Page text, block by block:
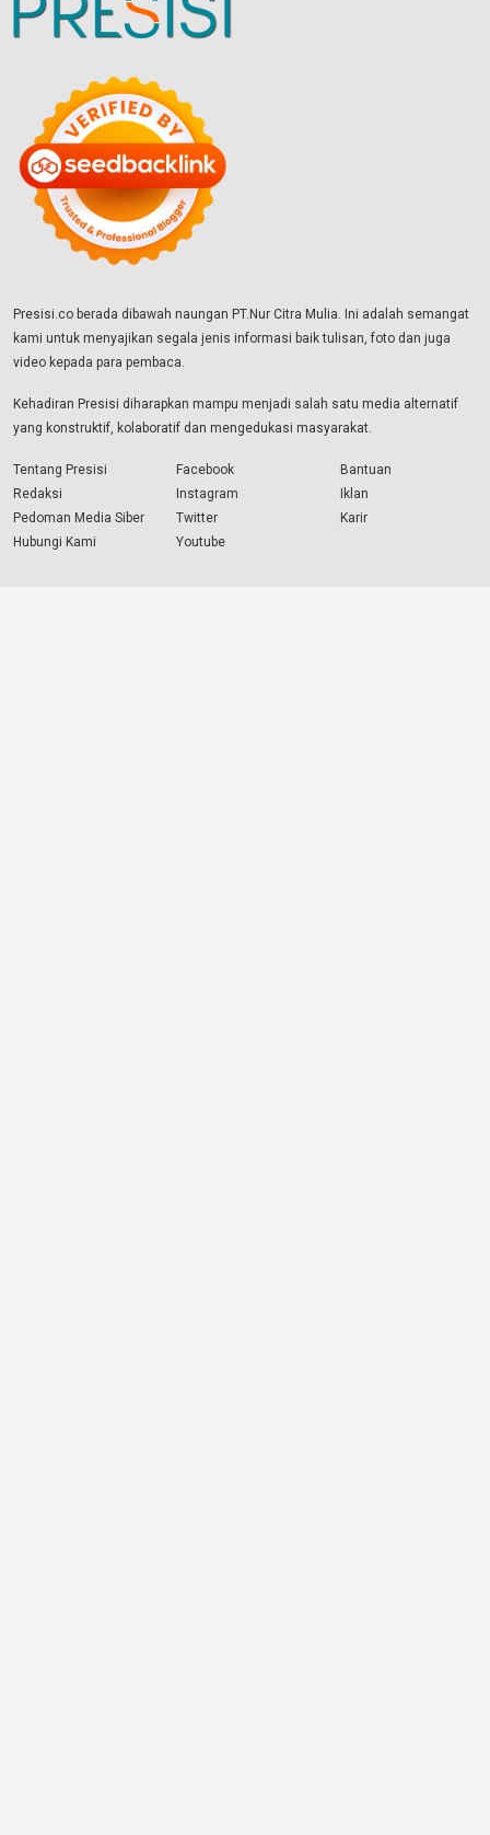
Presisi.co berada dibawah naungan PT.Nur Citra Mulia. Ini adalah semangat
kami untuk menyajikan segala jenis informasi baik tulisan, foto dan juga
video kepada para pembaca.
Kehadiran Presisi diharapkan mampu menjadi salah satu media alternatif
yang konstruktif, kolaboratif dan mengedukasi masyarakat.
Tentang Presisi
Redaksi
Pedoman Media Siber
Hubungi Kami
Facebook
Instagram
Twitter
Youtube
Bantuan
Iklan
Karir